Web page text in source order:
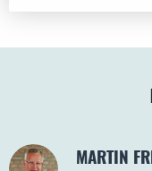
MARTIN